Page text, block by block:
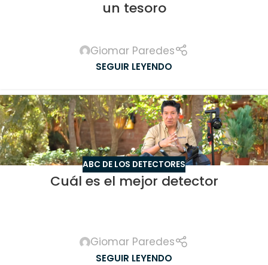
un tesoro
Giomar Paredes
SEGUIR LEYENDO
ABC DE LOS DETECTORES
Cuál es el mejor detector
Giomar Paredes
SEGUIR LEYENDO